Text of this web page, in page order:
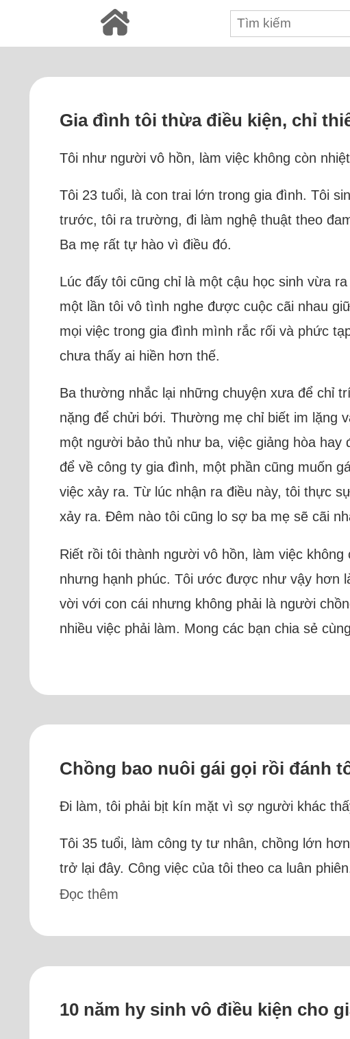
Gia đình tôi thừa điều kiện, chỉ
Tôi như người vô hồn, làm việc không còn
Tôi 23 tuổi, là con trai lớn trong gia đình. Tôi
trước, tôi ra trường, đi làm nghệ thuật theo
Ba mẹ rất tự hào vì điều đó.
Lúc đấy tôi cũng chỉ là một cậu học sinh vừa
một lần tôi vô tình nghe được cuộc cãi nhau
mọi việc trong gia đình mình rắc rối và phức
chưa thấy ai hiền hơn thế.
Ba thường nhắc lại những chuyện xưa để chỉ
nặng để chửi bới. Thường mẹ chỉ biết im lặng
một người bảo thủ như ba, việc giảng hòa
để về công ty gia đình, một phần cũng muốn
việc xảy ra. Từ lúc nhận ra điều này, tôi thực
xảy ra. Đêm nào tôi cũng lo sợ ba mẹ sẽ cãi
Riết rồi tôi thành người vô hồn, làm việc
nhưng hạnh phúc. Tôi ước được như vậy hơn
vời với con cái nhưng không phải là người
nhiều việc phải làm. Mong các bạn chia sẻ
Chồng bao nuôi gái gọi rồi đánh
Đi làm, tôi phải bịt kín mặt vì sợ người khác
Tôi 35 tuổi, làm công ty tư nhân, chồng lớn
trở lại đây. Công việc của tôi theo ca luân
Đọc thêm
10 năm hy sinh vô điều kiện cho